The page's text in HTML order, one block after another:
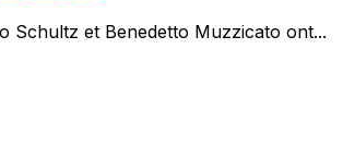
Schultz et Benedetto Muzzicato ont...